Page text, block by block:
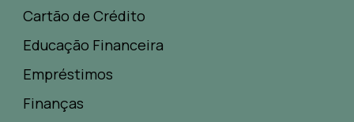
Cartão de Crédito
Educação Financeira
Empréstimos
Finanças